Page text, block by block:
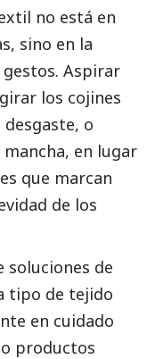
no está en
sino en la
Aspirar
los cojines
o
en lugar
que marcan
de los
soluciones de
tipo de tejido
en cuidado
productos